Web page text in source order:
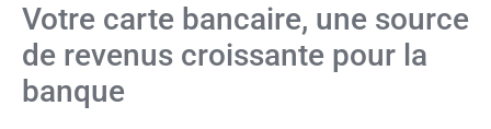
Votre carte bancaire, une source
de revenus croissante pour la
banque